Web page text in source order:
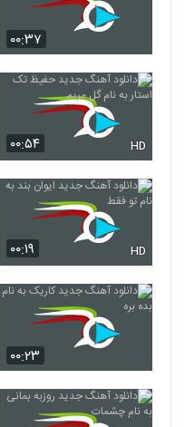
5753
۲۲۲ بازدید
5755
آهنگ
۲۹۴ بازدید
5758
۰۰:۳۷
۰۰:۵۴ HD
۰۰:۱۹ HD
۰۰:۲۳